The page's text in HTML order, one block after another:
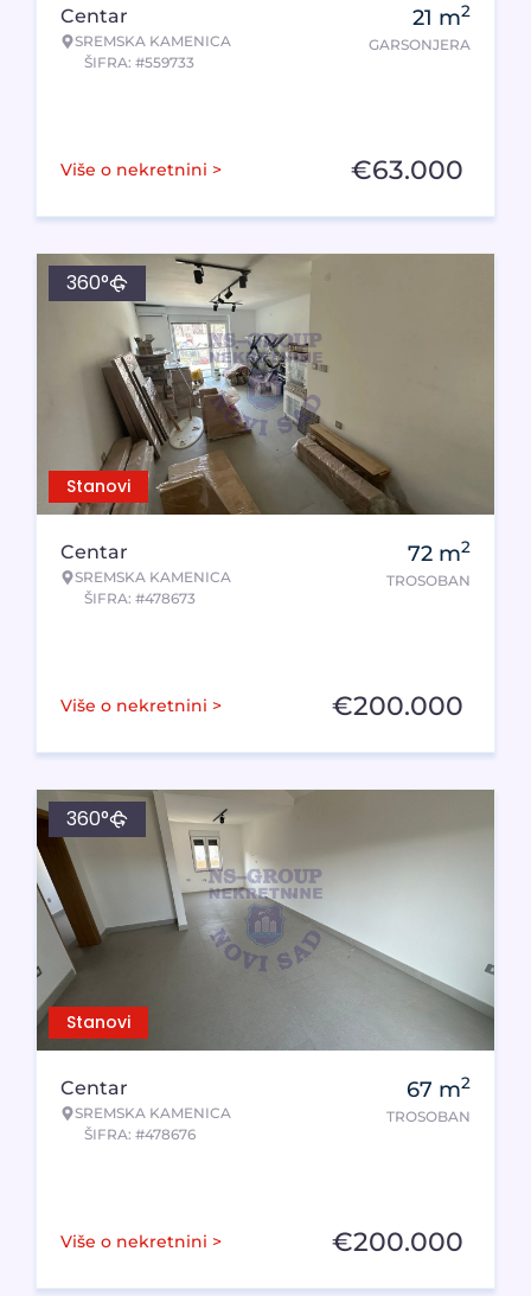
Centar
SREMSKA KAMENICA
ŠIFRA: #559733
21 m2
GARSONJERA
Više o nekretnini > €63.000
Stanovi
360°
Centar
SREMSKA KAMENICA
ŠIFRA: #478673
72 m2
TROSOBAN
Više o nekretnini > €200.000
Stanovi
360°
Centar
SREMSKA KAMENICA
ŠIFRA: #478676
67 m2
TROSOBAN
Više o nekretnini > €200.000